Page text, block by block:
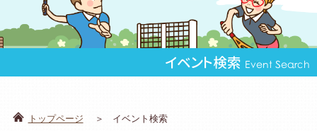
イベント検索 Event Search
トップページ イベント検索